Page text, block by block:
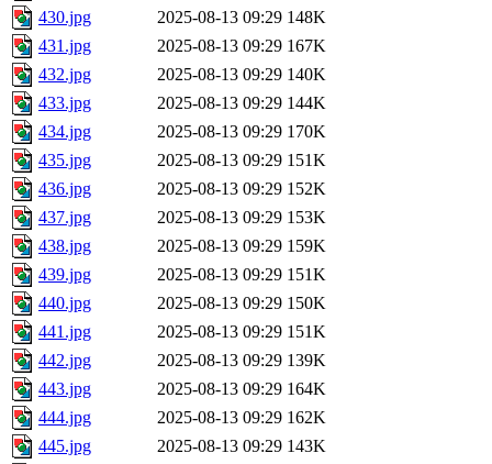
430.jpg
2025-08-13 09:29 148K
431.jpg
2025-08-13 09:29 167K
432.jpg
2025-08-13 09:29 140K
433.jpg
2025-08-13 09:29 144K
434.jpg
2025-08-13 09:29 170K
435.jpg
2025-08-13 09:29 151K
436.jpg
2025-08-13 09:29 152K
437.jpg
2025-08-13 09:29 153K
438.jpg
2025-08-13 09:29 159K
439.jpg
2025-08-13 09:29 151K
440.jpg
2025-08-13 09:29 150K
441.jpg
2025-08-13 09:29 151K
442.jpg
2025-08-13 09:29 139K
443.jpg
2025-08-13 09:29 164K
444.jpg
2025-08-13 09:29 162K
445.jpg
2025-08-13 09:29 143K